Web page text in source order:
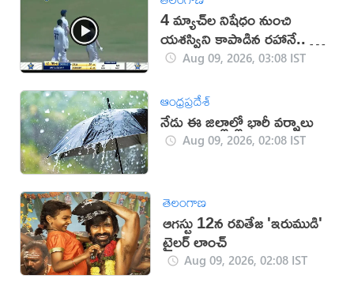
4 మ్యాచ్‌ల నిషేధం నుంచి
యశస్విని కాపాడిన రహానే.. ఏం
జరిగిందంటే? (వీడియో)
Aug 09, 2026, 03:08 IST
ఆంధ్రప్రదేశ్
నేడు ఈ జిల్లాల్లో భారీ వర్షాలు
Aug 09, 2026, 02:08 IST
తెలంగాణ
ఆగస్టు 12న రవితేజ 'ఇరుముడి'
ట్రైలర్ లాంచ్‌
Aug 09, 2026, 02:08 IST